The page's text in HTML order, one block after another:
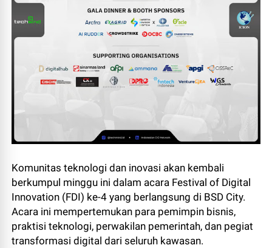
Komunitas teknologi dan inovasi akan kembali
berkumpul minggu ini dalam acara Festival of Digital
Innovation (FDI) ke-4 yang berlangsung di BSD City.
Acara ini mempertemukan para pemimpin bisnis,
praktisi teknologi, perwakilan pemerintah, dan pegiat
transformasi digital dari seluruh kawasan.